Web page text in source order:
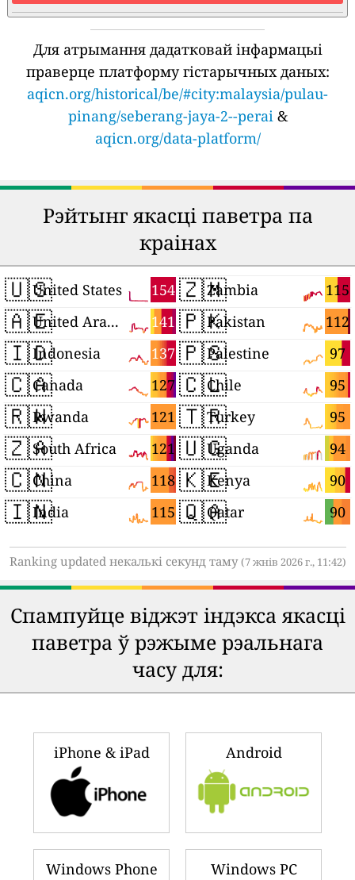
Для атрымання дадатковай інфармацыі
праверце платформу гістарычных даных:
aqicn.org/historical/be/#city:malaysia/pulau-
pinang/seberang-jaya-2--perai&
aqicn.org/data-platform/
Рэйтынг якасці паветра па
краінах
🇺🇸 154
United States
🇦🇪 141
United Arab Emirates
🇮🇩 137
Indonesia
🇨🇦 127
Canada
🇷🇼 121
Rwanda
🇿🇦 121
South Africa
🇨🇳 118
China
🇮🇳 115
India
🇿🇲 115
Zambia
🇵🇰 112
Pakistan
🇵🇸 97
Palestine
🇨🇱 95
Chile
🇹🇷 95
Turkey
🇺🇬 94
Uganda
🇰🇪 90
Kenya
🇶🇦 90
Qatar
Ranking updated некалькі секунд таму(7 жнів 2026 г., 11:42)
Спампуйце віджэт індэкса якасці
паветра ў рэжыме рэальнага
часу для:
iPhone & iPad Android
Windows Phone Windows PC